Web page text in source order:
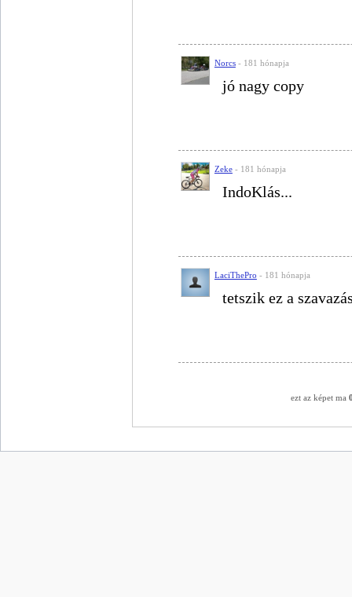
Norcs - 181 hónapja
jó nagy copy
Zeke - 181 hónapja
IndoKlás...
LaciThePro - 181 hónapja
tetszik ez a
ezt az képet ma